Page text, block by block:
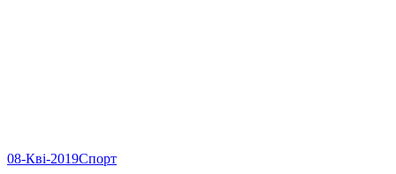
08-Кві-2019Спорт